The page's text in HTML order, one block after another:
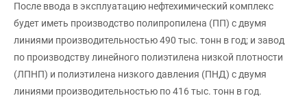
После ввода в эксплуатацию нефтехимический комплекс
будет иметь производство полипропилена (ПП) с двумя
линиями производительностью 490 тыс. тонн в год; и завод
по производству линейного полиэтилена низкой плотности
(ЛПНП) и полиэтилена низкого давления (ПНД) с двумя
линиями производительностью по 416 тыс. тонн в год.